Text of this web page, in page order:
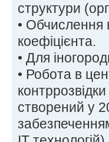
структури
• Обчислення
коефіцієнта.
• Для
• Робота в
створений у